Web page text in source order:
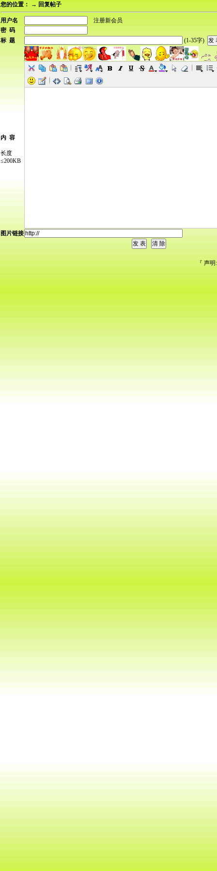
您的位置： → 回复帖子
用户名
注册新会员
密 码
标 题
(1-35字)
内 容
长度
≤200KB
图片链接
『 声